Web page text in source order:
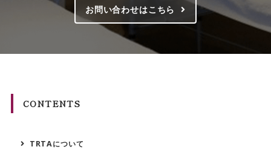
お問い合わせはこちら
CONTENTS
TRTAについて